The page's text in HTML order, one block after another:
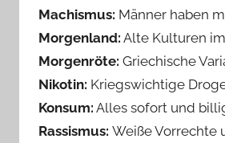
Machismus: Männer haben
Morgenland: Alte Kulturen
Morgenröte: Griechische
Nikotin: Kriegswichtige
Konsum: Alles sofort und
Rassismus: Weiße Vorrechte